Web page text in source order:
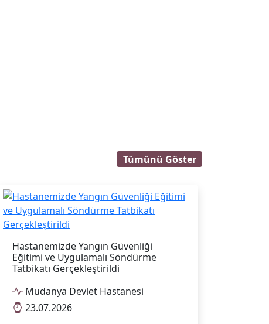
Tümünü Göster
Hastanemizde Yangın Güvenliği
Eğitimi ve Uygulamalı Söndürme
Tatbikatı Gerçekleştirildi
Mudanya Devlet Hastanesi
23.07.2026